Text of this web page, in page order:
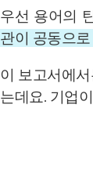
우선 용어의
관이 공동으
이 보고서에
는데요. 기업